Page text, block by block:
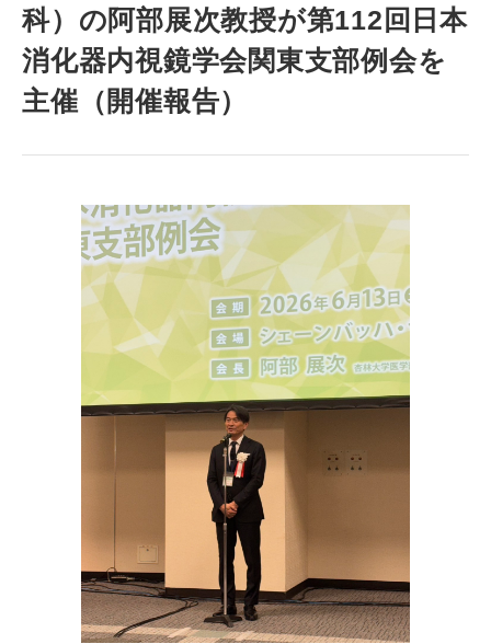
科）の阿部展次教授が第112回日本
消化器内視鏡学会関東支部例会を
主催（開催報告）